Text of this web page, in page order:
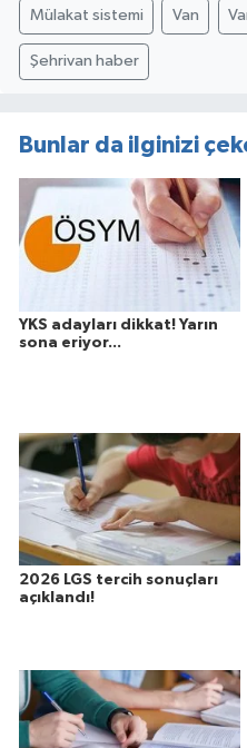
Mülakat sistemi Van
Şehrivan haber
Bunlar da ilginizi
YKS adayları dikkat! Yarın
sona eriyor...
2026 LGS tercih sonuçları
açıklandı!